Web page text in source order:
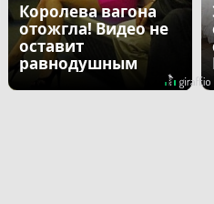
Королева вагона
отожгла! Видео не
оставит
равнодушным